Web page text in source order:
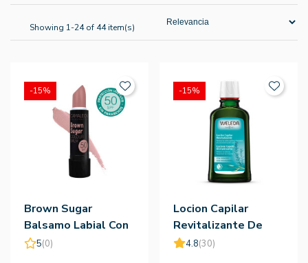
Showing 1-24 of 44 item(s)
Brown Sugar
Balsamo Labial Con
Color Spf50
5(0)
-15%
Locion Capilar
Revitalizante De
Romero 100ml -
4.8(30)
-15%